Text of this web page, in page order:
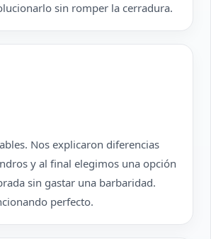
sin romper la cerradura.
Nos explicaron diferencias
y al final elegimos una opción
sin gastar una barbaridad.
perfecto.